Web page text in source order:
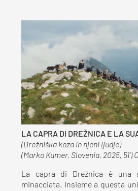
LA CAPRA DI DREŽNICA E LA
(Drežniška koza in njeni ljudje)
(Marko Kumer, Slovenia, 2025, 51')
La capra di Drežnica è una
minacciata. Insieme a questa